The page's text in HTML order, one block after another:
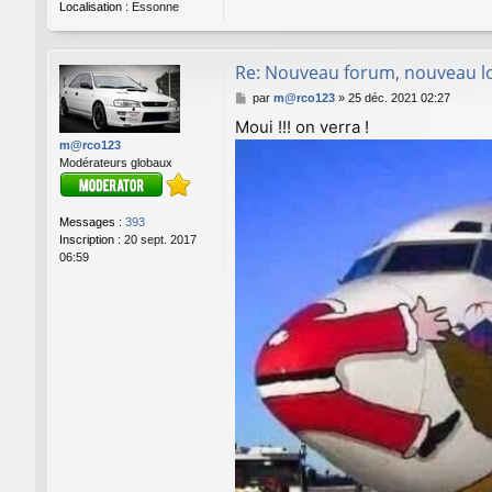
Localisation : Essonne
m@rco123
Modérateurs globaux
Messages : 393
Inscription : 20 sept. 2017
06:59
Re: Nouveau forum, nouveau
M
s
par m@rco123» 25 déc. 2021 02:27
Moui !!! on verra !